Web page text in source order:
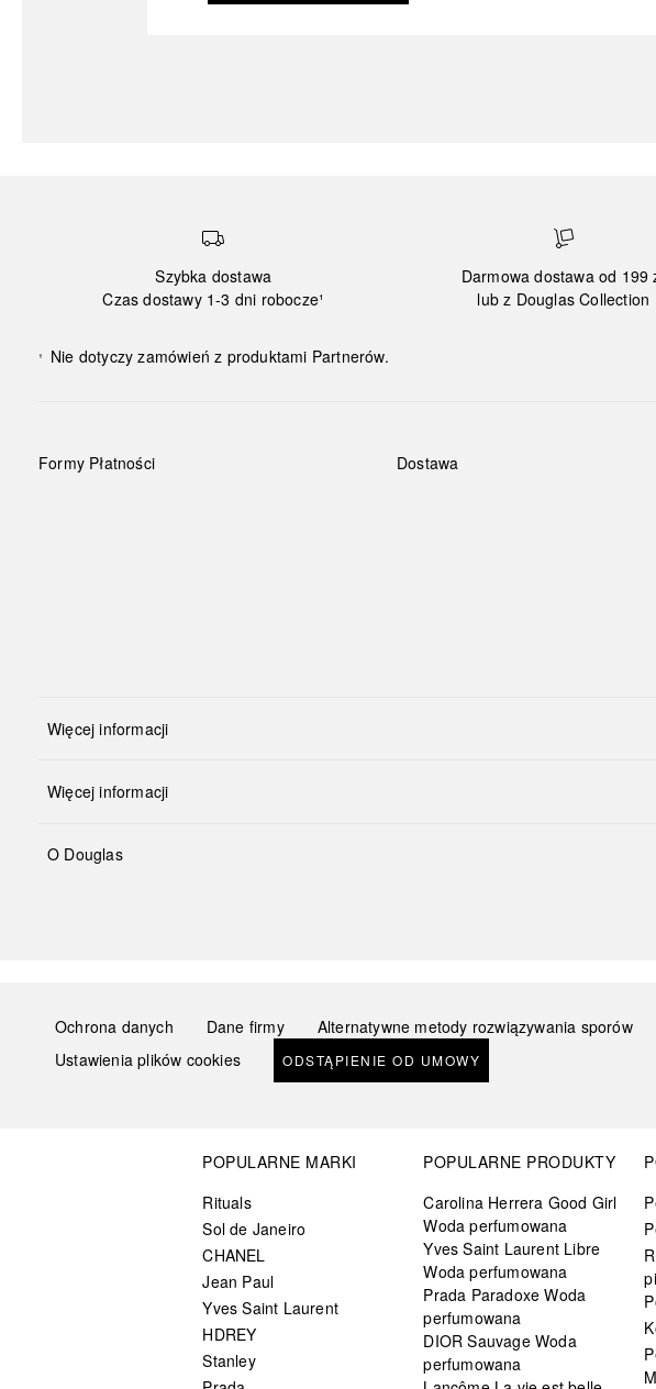
Szybka dostawa
Czas dostawy 1-3 dni robocze¹
Darmowa dostawa od 199
lub z Douglas Collection
¹ Nie dotyczy zamówień z produktami Partnerów.
Formy Płatności Dostawa
Więcej informacji
Więcej informacji
O Douglas
Ochrona danych Dane firmy Alternatywne metody rozwiązywania sporów
Ustawienia plików cookies
ODSTĄPIENIE OD UMOWY
POPULARNE MARKI
Rituals
Sol de Janeiro
CHANEL
Jean Paul
Yves Saint Laurent
HDREY
Stanley
POPULARNE PRODUKTY
Carolina Herrera Good Girl
Woda perfumowana
Yves Saint Laurent Libre
Woda perfumowana
Prada Paradoxe Woda
perfumowana
DIOR Sauvage Woda
perfumowana